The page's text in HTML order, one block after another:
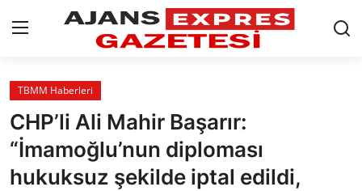
GİRİŞ YAP
AnaSayfa
Eskişehir Siyaset
TBMM Haberleri
CHP’li Ali Mahir Başarır:
“İmamoğlu’nun diploması
hukuksuz şekilde iptal edildi,